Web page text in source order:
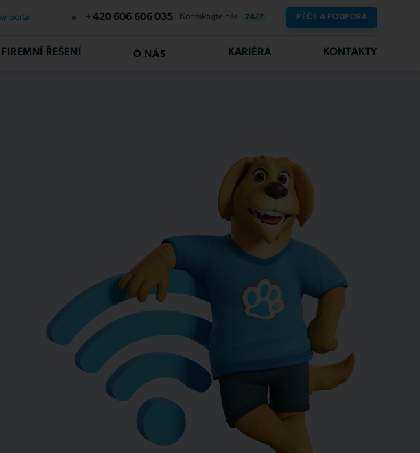
portál +420 606 606 035 Kontaktujte nás 24/7 PÉČE A PODPORA
FIREMNÍ ŘEŠENÍ O NÁS KARIÉRA KONTAKTY